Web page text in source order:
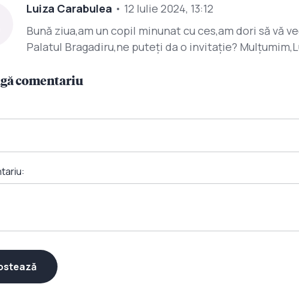
Luiza Carabulea • 12 Iulie 2024, 13:12
Bună ziua,am un copil minunat cu ces,am dori să vă
Palatul Bragadiru,ne puteți da o invitație?
comentariu